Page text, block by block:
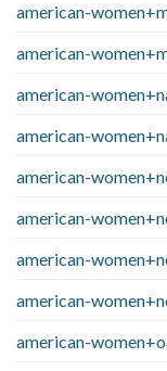
american-
american-
american-
american-
american-
american-
american-
american-
american-